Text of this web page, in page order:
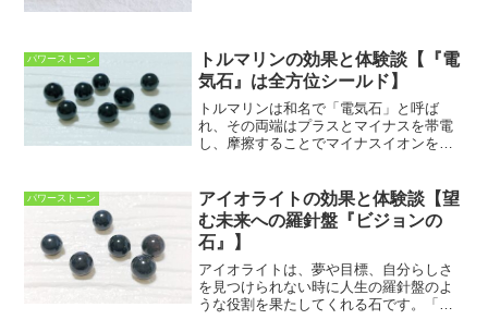
体を活性化させ、疲れを軽...
パワーストーン
トルマリンの効果と体験談【『電
気石』は全方位シールド】
トルマリンは和名で「電気石」と呼ば
れ、その両端はプラスとマイナスを帯電
し、摩擦することでマイナスイオンを発
ストレスやイライラをやわらげてくれる
効果があるといわれます。ま...
パワーストーン
アイオライトの効果と体験談【望
む未来への羅針盤『ビジョンの
石』】
アイオライトは、夢や目標、自分らしさ
を見つけられない時に人生の羅針盤のよ
うな役割を果たしてくれる石です。「ビ